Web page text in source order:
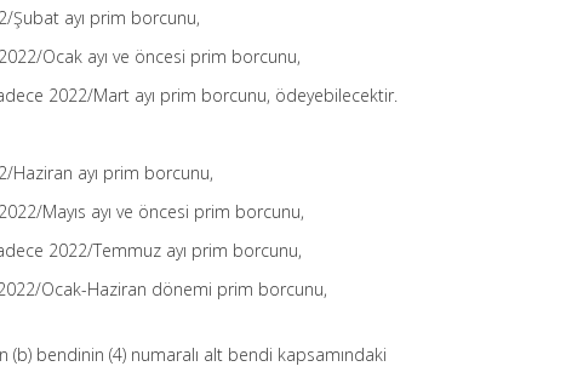
Şubat ayı prim borcunu,
Ocak ayı ve öncesi prim borcunu,
2022/Mart ayı prim borcunu, ödeyebilecektir.
Haziran ayı prim borcunu,
Mayıs ayı ve öncesi prim borcunu,
2022/Temmuz ayı prim borcunu,
Ocak-Haziran dönemi prim borcunu,
(b) bendinin (4) numaralı alt bendi kapsamındaki